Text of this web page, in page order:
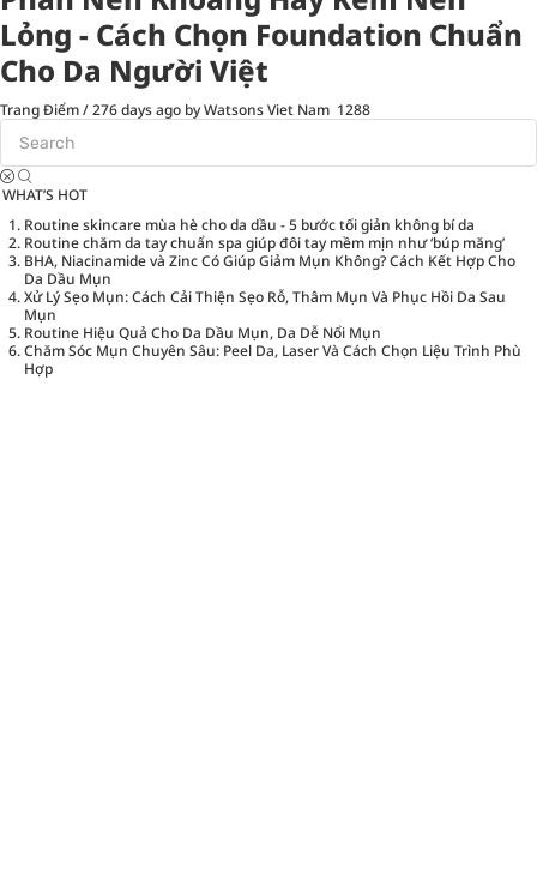
Lỏng - Cách Chọn Foundation Chuẩn
Cho Da Người Việt
Trang Điểm/276 days ago by Watsons Viet Nam 1288
WHAT’S HOT
Routine skincare mùa hè cho da dầu - 5 bước tối giản không bí da
Routine chăm da tay chuẩn spa giúp đôi tay mềm mịn như ‘búp măng’
BHA, Niacinamide và Zinc Có Giúp Giảm Mụn Không? Cách Kết Hợp Cho
Da Dầu Mụn
Xử Lý Sẹo Mụn: Cách Cải Thiện Sẹo Rỗ, Thâm Mụn Và Phục Hồi Da Sau
Mụn
Routine Hiệu Quả Cho Da Dầu Mụn, Da Dễ Nổi Mụn
Chăm Sóc Mụn Chuyên Sâu: Peel Da, Laser Và Cách Chọn Liệu Trình Phù
Hợp